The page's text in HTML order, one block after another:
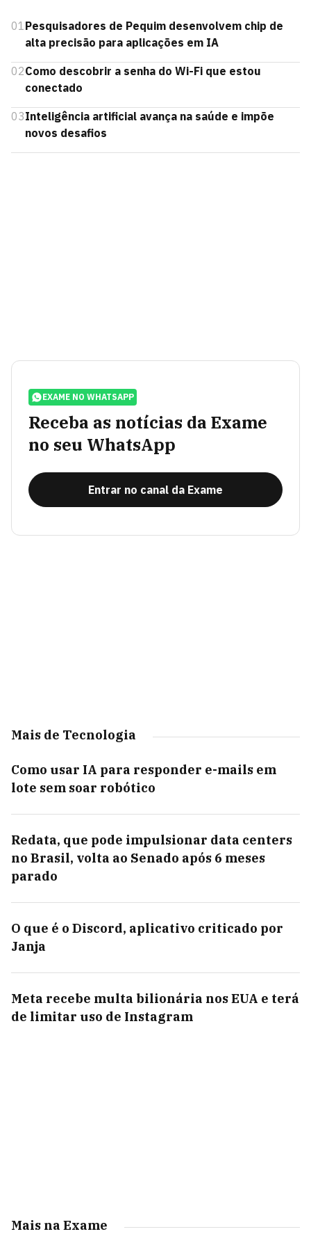
01Pesquisadores de Pequim desenvolvem chip de
alta precisão para aplicações em IA
02Como descobrir a senha do Wi-Fi que estou
conectado
03Inteligência artificial avança na saúde e impõe
novos desafios
EXAME NO WHATSAPP
Receba as notícias da Exame
no seu WhatsApp
Entrar no canal da Exame
Mais de Tecnologia
Como usar IA para responder e-mails em
lote sem soar robótico
Redata, que pode impulsionar data centers
no Brasil, volta ao Senado após 6 meses
parado
O que é o Discord, aplicativo criticado por
Janja
Meta recebe multa bilionária nos EUA e terá
de limitar uso de Instagram
Mais na Exame